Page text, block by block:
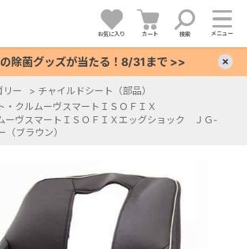
お気に入り カート 検索 メニュー
除菌グッズが当たる！8/31まで >>
リー > チャイルドシート（部品）
・クルムーヴスマートＩＳＯＦＩＸ
ーヴスマートＩＳＯＦＩＸエッグショック ＪＧ-
ブラウン）